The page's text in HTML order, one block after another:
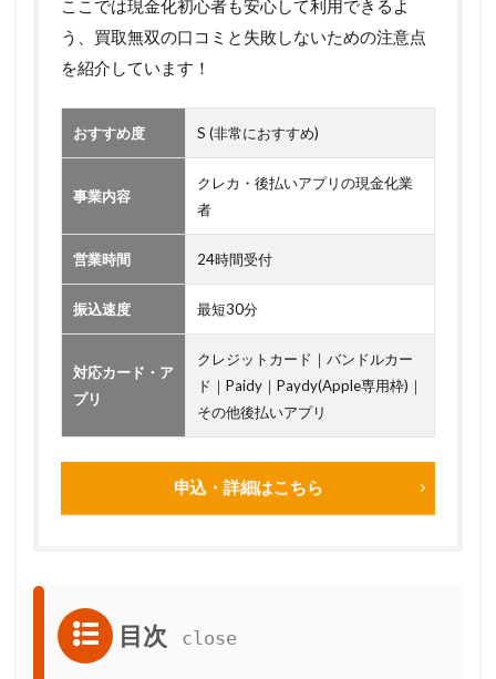
ここでは現金化初心者も安心して利用できるよ
う、買取無双の口コミと失敗しないための注意点
を紹介しています！
おすすめ度 S (非常におすすめ)
事業内容
クレカ・後払いアプリの現金化業
者
営業時間 24時間受付
振込速度 最短30分
対応カード・ア
プリ
クレジットカード｜バンドルカー
ド｜Paidy｜Paydy(Apple専用枠)｜
その他後払いアプリ
申込・詳細はこちら
目次